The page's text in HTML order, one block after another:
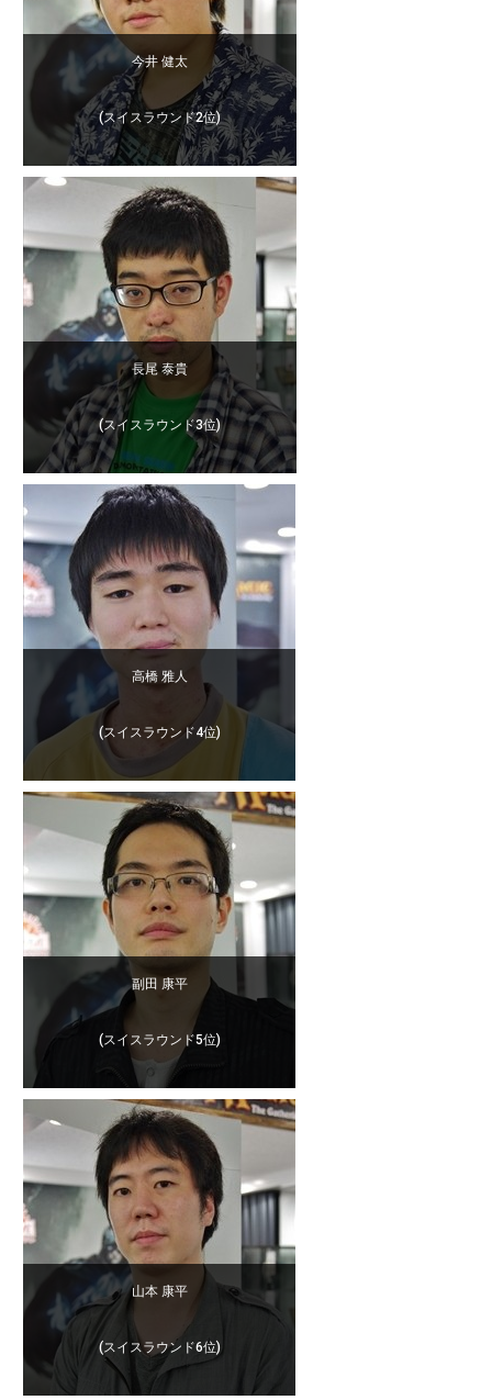
今井 健太
(スイスラウンド2位)
長尾 泰貴
(スイスラウンド3位)
高橋 雅人
(スイスラウンド4位)
副田 康平
(スイスラウンド5位)
山本 康平
(スイスラウンド6位)